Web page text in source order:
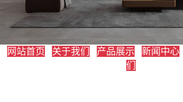
网站首页 关于我们 产品展示 新闻中心
们